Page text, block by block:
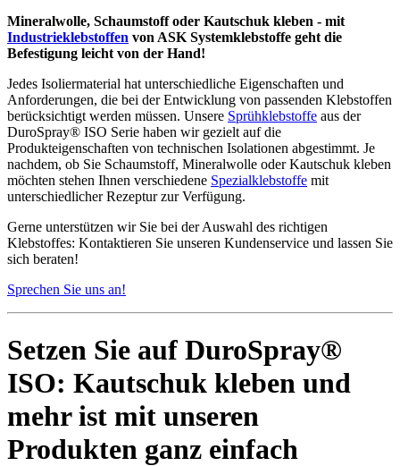
Mineralwolle, Schaumstoff oder Kautschuk kleben - mit
Industrieklebstoffen von ASK Systemklebstoffe geht die
Befestigung leicht von der Hand!
Jedes Isoliermaterial hat unterschiedliche Eigenschaften und
Anforderungen, die bei der Entwicklung von passenden Klebstoffen
berücksichtigt werden müssen. Unsere Sprühklebstoffe aus der
DuroSpray® ISO Serie haben wir gezielt auf die
Produkteigenschaften von technischen Isolationen abgestimmt. Je
nachdem, ob Sie Schaumstoff, Mineralwolle oder Kautschuk kleben
möchten stehen Ihnen verschiedene Spezialklebstoffe mit
unterschiedlicher Rezeptur zur Verfügung.
Gerne unterstützen wir Sie bei der Auswahl des richtigen
Klebstoffes: Kontaktieren Sie unseren Kundenservice und lassen Sie
sich beraten!
Sprechen Sie uns an!
Setzen Sie auf DuroSpray®
ISO: Kautschuk kleben und
mehr ist mit unseren
Produkten ganz einfach